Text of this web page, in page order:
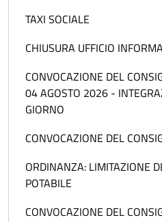
TAXI SOCIALE
CHIUSURA UFFICIO
CONVOCAZIONE DEL
04 AGOSTO 2026 -
GIORNO
CONVOCAZIONE DEL
ORDINANZA: LIMITAZIONE
POTABILE
CONVOCAZIONE DEL